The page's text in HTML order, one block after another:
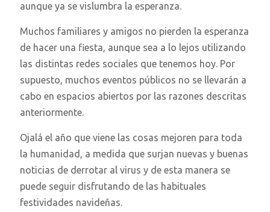
aunque ya se vislumbra la esperanza.
Muchos familiares y amigos no pierden la esperanza
de hacer una fiesta, aunque sea a lo lejos utilizando
las distintas redes sociales que tenemos hoy. Por
supuesto, muchos eventos públicos no se llevarán a
cabo en espacios abiertos por las razones descritas
anteriormente.
Ojalá el año que viene las cosas mejoren para toda
la humanidad, a medida que surjan nuevas y buenas
noticias de derrotar al virus y de esta manera se
puede seguir disfrutando de las habituales
festividades navideñas.